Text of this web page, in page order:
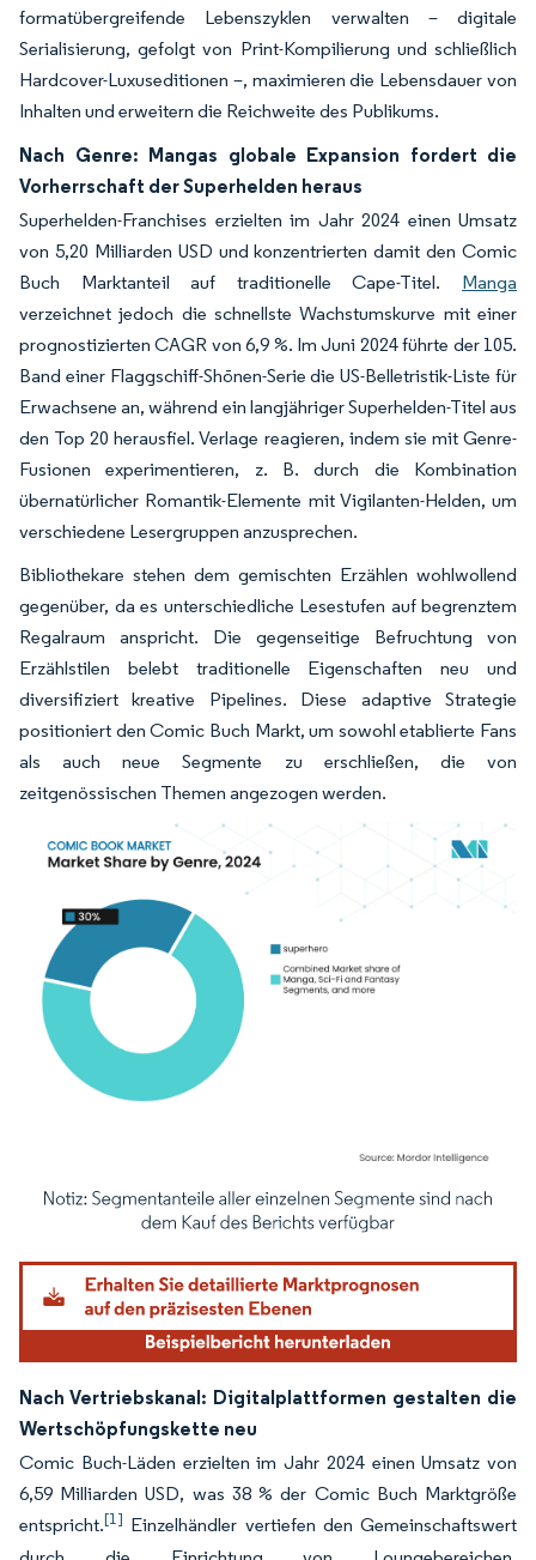
formatübergreifende Lebenszyklen verwalten – digitale
Serialisierung, gefolgt von Print-Kompilierung und schließlich
Hardcover-Luxuseditionen –, maximieren die Lebensdauer von
Inhalten und erweitern die Reichweite des Publikums.
Nach Genre: Mangas globale Expansion fordert die
Vorherrschaft der Superhelden heraus
Superhelden-Franchises erzielten im Jahr 2024 einen Umsatz
von 5,20 Milliarden USD und konzentrierten damit den Comic
Buch Marktanteil auf traditionelle Cape-Titel. Manga
verzeichnet jedoch die schnellste Wachstumskurve mit einer
prognostizierten CAGR von 6,9 %. Im Juni 2024 führte der 105.
Band einer Flaggschiff-Shōnen-Serie die US-Belletristik-Liste für
Erwachsene an, während ein langjähriger Superhelden-Titel aus
den Top 20 herausfiel. Verlage reagieren, indem sie mit Genre-
Fusionen experimentieren, z. B. durch die Kombination
übernatürlicher Romantik-Elemente mit Vigilanten-Helden, um
verschiedene Lesergruppen anzusprechen.
Bibliothekare stehen dem gemischten Erzählen wohlwollend
gegenüber, da es unterschiedliche Lesestufen auf begrenztem
Regalraum anspricht. Die gegenseitige Befruchtung von
Erzählstilen belebt traditionelle Eigenschaften neu und
diversifiziert kreative Pipelines. Diese adaptive Strategie
positioniert den Comic Buch Markt, um sowohl etablierte Fans
als auch neue Segmente zu erschließen, die von
zeitgenössischen Themen angezogen werden.
Bild © Mordor Intelligence. Wiederverwendung erfordert Namensnennung
Nach Vertriebskanal: Digitalplattformen gestalten die
Wertschöpfungskette neu
Comic Buch-Läden erzielten im Jahr 2024 einen Umsatz von
6,59 Milliarden USD, was 38 % der Comic Buch Marktgröße
entspricht.[1] Einzelhändler vertiefen den Gemeinschaftswert